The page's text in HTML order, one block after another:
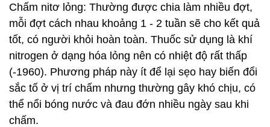
Chấm nitơ lỏng: Thường được chia làm nhiều đợt,
mỗi đợt cách nhau khoảng 1 - 2 tuần sẽ cho kết quả
tốt, có người khỏi hoàn toàn. Thuốc sử dụng là khí
nitrogen ở dạng hóa lỏng nên có nhiệt độ rất thấp
(-1960). Phương pháp này ít để lại sẹo hay biến đổi
sắc tố ở vị trí chấm nhưng thường gây khó chịu, có
thể nổi bóng nước và đau đớn nhiều ngày sau khi
chấm.